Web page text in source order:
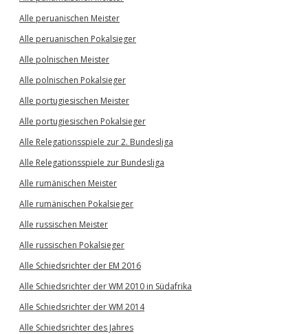
Alle peruanischen Meister
Alle peruanischen Pokalsieger
Alle polnischen Meister
Alle polnischen Pokalsieger
Alle portugiesischen Meister
Alle portugiesischen Pokalsieger
Alle Relegationsspiele zur 2. Bundesliga
Alle Relegationsspiele zur Bundesliga
Alle rumänischen Meister
Alle rumänischen Pokalsieger
Alle russischen Meister
Alle russischen Pokalsieger
Alle Schiedsrichter der EM 2016
Alle Schiedsrichter der WM 2010 in Südafrika
Alle Schiedsrichter der WM 2014
Alle Schiedsrichter des Jahres